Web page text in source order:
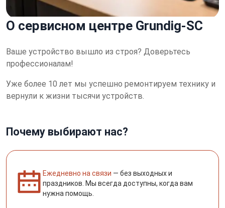
О сервисном центре Grundig-SC
Ваше устройство вышло из строя? Доверьтесь
профессионалам!
Уже более 10 лет мы успешно ремонтируем технику и
вернули к жизни тысячи устройств.
Почему выбирают нас?
Ежедневно на связи — без выходных и
праздников. Мы всегда доступны, когда вам
нужна помощь.